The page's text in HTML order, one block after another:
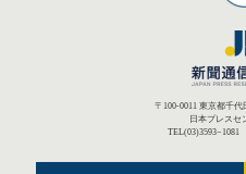
〒100-0011 東京都千
日本プレスセ
TEL(03)3593−1081